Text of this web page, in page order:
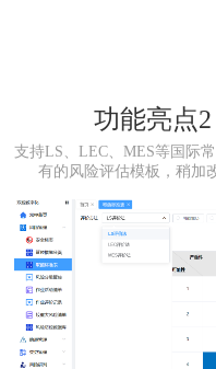
功能亮点
支持LS、LEC、MES等国际
有的风险评估模板，稍加